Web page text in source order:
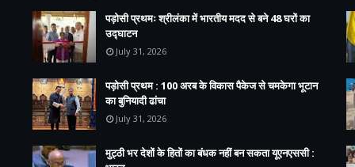
पड़ोसी प्रथमः श्रीलंका में भारतीय मदद से बने 48 घरों का
उद्घाटन
July 31, 2026
पड़ोसी प्रथम : 100 अरब के विकास पैकेज से चमकेगा भूटान
का बुनियादी ढांचा
July 31, 2026
मुट्ठी भर देशों के हितों का बंधक नहीं बन सकता यूएनएससी :